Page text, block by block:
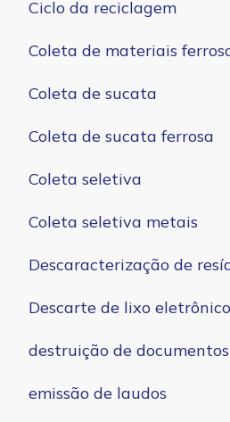
Ciclo da reciclagem
Coleta de materiais
Coleta de sucata
Coleta de sucata ferrosa
Coleta seletiva
Coleta seletiva metais
Descaracterização de
Descarte de lixo eletrônico
destruição de
emissão de laudos